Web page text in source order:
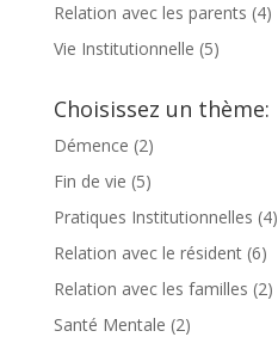
Relation avec les parents (4)
Vie Institutionnelle (5)
Choisissez un thème:
Démence (2)
Fin de vie (5)
Pratiques Institutionnelles (4)
Relation avec le résident(6)
Relation avec les familles (2)
Santé Mentale (2)